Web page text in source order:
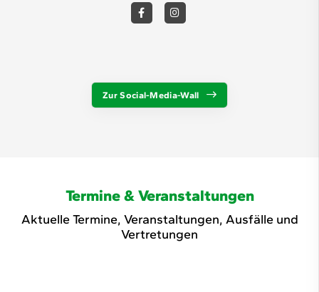
Zur Social-Media-Wall
Termine & Veranstaltungen
Aktuelle Termine, Veranstaltungen, Ausfälle und
Vertretungen